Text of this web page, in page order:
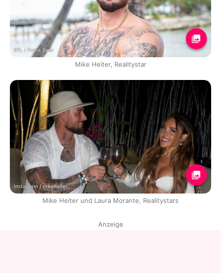
RTL / Frank Beer
Mike Heiter, Realitystar
Instagram / mikeheiter
Mike Heiter und Laura Morante, Realitystars
Anzeige